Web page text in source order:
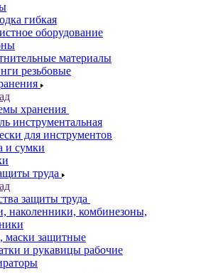
гибкая
оборудование
материалы
резьбовые
хранения
инструментальная
для инструментов
и сумки
труда
защиты труда
наколенники, комбинезоны,
маски защитные
и рукавицы рабочие